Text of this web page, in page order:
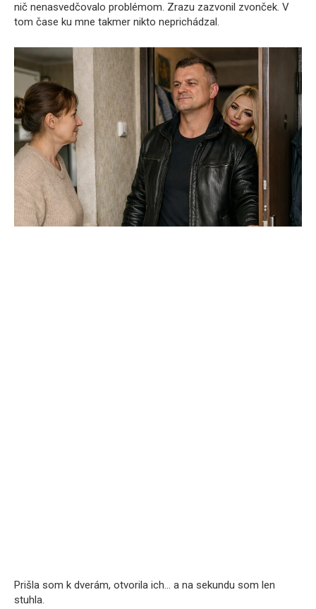
nič nenasvedčovalo problémom. Zrazu zazvonil zvonček. V
tom čase ku mne takmer nikto neprichádzal.
Prišla som k dverám, otvorila ich… a na sekundu som len
stuhla.